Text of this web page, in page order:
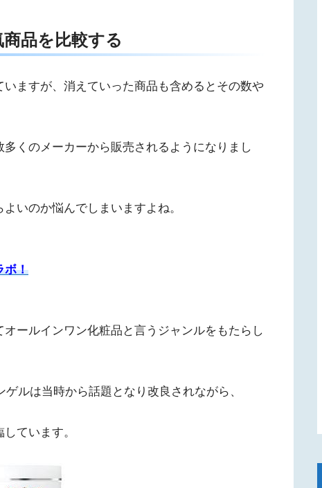
品を比較する
ますが、消えていった商品も含めるとその数や
くのメーカーから販売されるようになりまし
いのか悩んでしまいますよね。
ボ！
ールインワン化粧品と言うジャンルをもたらし
ルは当時から話題となり改良されながら、
ています。